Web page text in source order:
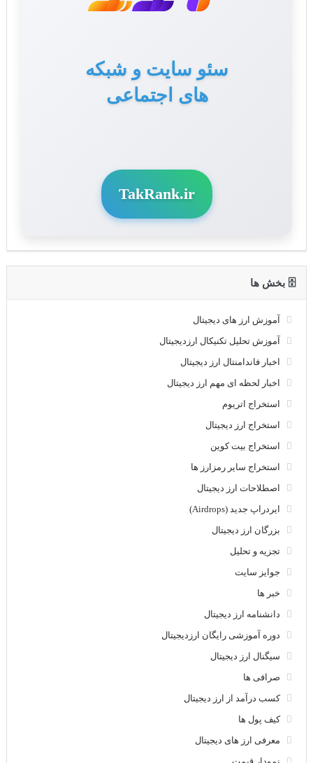
سئو سایت و شبکه
های اجتماعی
TakRank.ir
🗄 بخش ها
آموزش ارز های دیجیتال
آموزش تحلیل تکنیکال ارزدیجیتال
اخبار فاندامنتال ارز دیجیتال
اخبار لحظه ای مهم ارز دیجیتال
استخراج اتریوم
استخراج ارز دیجیتال
استخراج بیت کوین
استخراج سایر رمزارز ها
اصطلاحات ارز دیجیتال
ایردراپ جدید (Airdrops)
بزرگان ارز دیجیتال
تجزیه و تحلیل
جوایز سایت
خبر ها
دانشنامه ارز دیجیتال
دوره آموزشی رایگان ارزدیجیتال
سیگنال ارز دیجیتال
صرافی ها
کسب درآمد از ارز دیجیتال
کیف پول ها
معرفی ارز های دیجیتال